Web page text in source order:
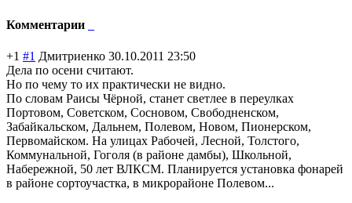
Комментарии
+1 #1 Дмитриенко 30.10.2011 23:50
Дела по осени считают.
Но по чему то их практически не видно.
По словам Раисы Чёрной, станет светлее в переулках
Портовом, Советском, Сосновом, Свободненском,
Забайкальском, Дальнем, Полевом, Новом, Пионерском,
Первомайском. На улицах Рабочей, Лесной, Толстого,
Коммунальной, Гоголя (в районе дамбы), Школьной,
Набережной, 50 лет ВЛКСМ. Планируется установка фонарей
в районе сортоучастка, в микрорайоне Полевом...